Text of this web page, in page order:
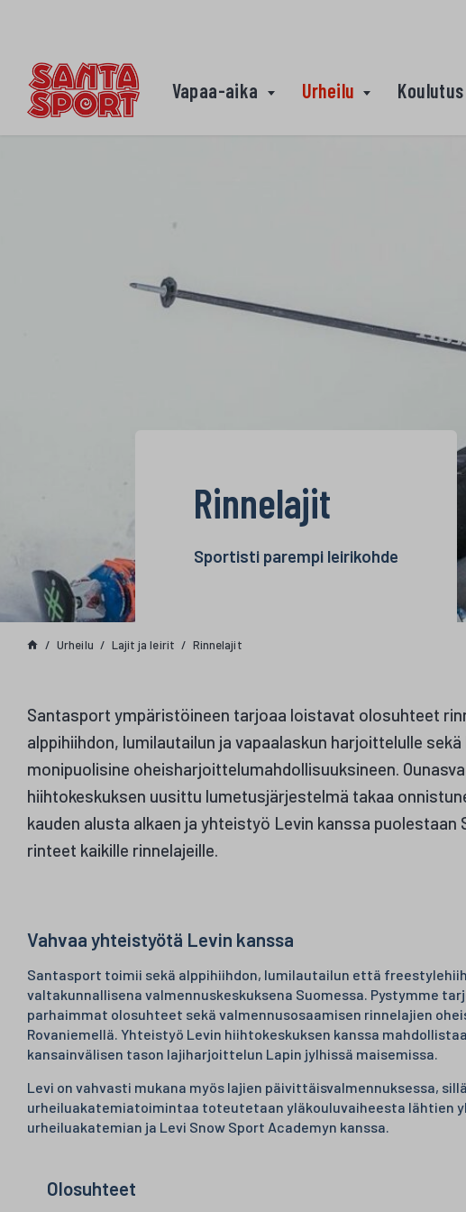
Vapaa-aika Urheilu Koulutus
Rinnelajit
Sportisti parempi leirikohde
Urheilu Lajit ja leirit Rinnelajit
Santasport ympäristöineen tarjoaa loistavat olosuhteet
alppihiihdon, lumilautailun ja vapaalaskun harjoittelulle
monipuolisine oheisharjoittelumahdollisuuksineen.
hiihtokeskuksen uusittu lumetusjärjestelmä takaa
kauden alusta alkaen ja yhteistyö Levin kanssa puolestaan
rinteet kaikille rinnelajeille.
Vahvaa yhteistyötä Levin kanssa
Santasport toimii sekä alppihiihdon, lumilautailun että
valtakunnallisena valmennuskeskuksena Suomessa. Pystymme
parhaimmat olosuhteet sekä valmennusosaamisen rinnelajien
Rovaniemellä. Yhteistyö Levin hiihtokeskuksen kanssa
kansainvälisen tason lajiharjoittelun Lapin jylhissä maisemissa.
Levi on vahvasti mukana myös lajien päivittäisvalmennuksessa,
urheiluakatemiatoimintaa toteutetaan yläkouluvaiheesta lähtien
urheiluakatemian ja Levi Snow Sport Academyn kanssa.
Olosuhteet